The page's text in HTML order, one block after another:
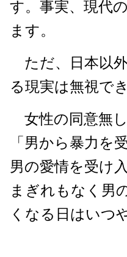
す。事実、現代
ます。
ただ、日本以
る現実は無視で
女性の同意無
「男から暴力を
男の愛情を受け
まぎれもなく男
くなる日はいつ